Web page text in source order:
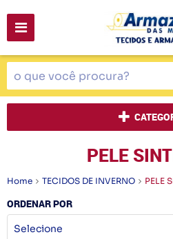
PELE
Home TECIDOS DE INVERNO PELE
ORDENAR POR
Selecione